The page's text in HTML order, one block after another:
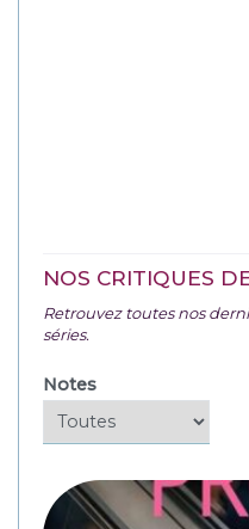
NOS CRITIQUES
Retrouvez toutes nos
séries.
Notes